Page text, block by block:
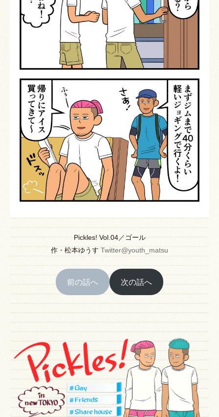
Pickles! Vol.04／ゴール
作 ・ 松本ゆうす Twitter@youth_matsu
前の話へ 次の話へ